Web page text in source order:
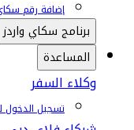
إضافة رقم
برنامج سكاي واردز
المساعدة
وكلاء السفر
تسجيل الدخول